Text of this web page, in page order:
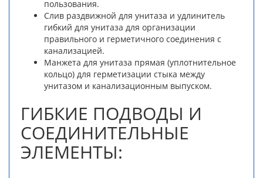
пользования.
Слив раздвижной для унитаза и удлинитель
гибкий для унитаза для организации
правильного и герметичного соединения с
канализацией.
Манжета для унитаза прямая (уплотнительное
кольцо) для герметизации стыка между
унитазом и канализационным выпуском.
ГИБКИЕ ПОДВОДЫ И
СОЕДИНИТЕЛЬНЫЕ
ЭЛЕМЕНТЫ: